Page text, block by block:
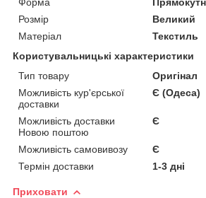
Розмір
Великий
Матеріал
Текстиль
Користувальницькі характеристики
Тип товару
Оригінал
Можливість кур'єрської
доставки
Є (Одеса)
Можливість доставки
Новою поштою
Є
Можливість самовивозу
Є
Термін доставки
1-3 дні
Приховати